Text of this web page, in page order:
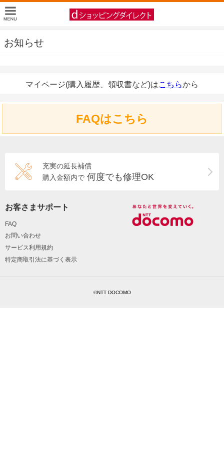
お知らせ
マイページ(購入履歴、領収書など)はこちらから
FAQはこちら
充実の延長補償
購入金額内で 何度でも修理OK
お客さまサポート
FAQ
お問い合わせ
サービス利用規約
特定商取引法に基づく表示
©NTT DOCOMO